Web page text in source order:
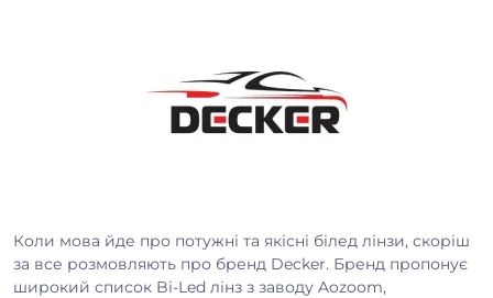
Коли мова йде про потужні та якісні білед лінзи, скоріш
за все розмовляють про бренд Decker. Бренд пропонує
широкий список Bi-Led лінз з заводу Aozoom,